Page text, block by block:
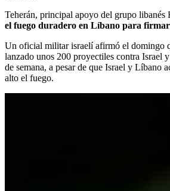
Teherán, principal apoyo del grupo libanés
el fuego duradero en Líbano para
Un oficial militar israelí afirmó el domingo
lanzado unos 200 proyectiles contra Israel
de semana, a pesar de que Israel y Líbano
alto el fuego.